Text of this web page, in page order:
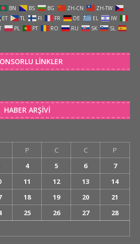
BN BS BG ZH-CN
ZH-TW
ET TL FI FR DE EL
IW
PL PT RO RU SK
SL
LINKLER
HABER ARŞIVI
P C C
P
4 5 6
7
11 12 13
14
18 19 20
21
25 26 27
28